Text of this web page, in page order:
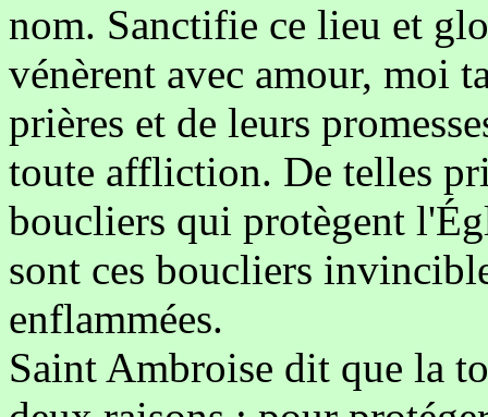
nom. Sanctifie ce lieu et
vénèrent avec amour, moi
prières et de leurs
toute affliction. De telles
boucliers qui protègent
sont ces boucliers
enflammées.
Saint Ambroise dit que la